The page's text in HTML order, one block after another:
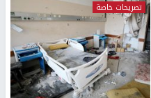
تصريحات خاصة